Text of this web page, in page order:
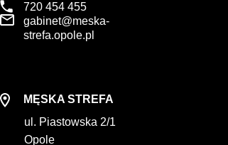
720 454 455
gabinet@meska-
strefa.opole.pl
MĘSKA STREFA
ul. Piastowska 2/1
Opole